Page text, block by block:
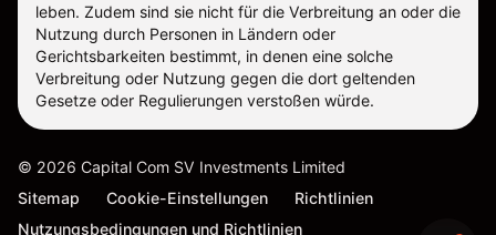
leben. Zudem sind sie nicht für die Verbreitung an oder die
Nutzung durch Personen in Ländern oder
Gerichtsbarkeiten bestimmt, in denen eine solche
Verbreitung oder Nutzung gegen die dort geltenden
Gesetze oder Regulierungen verstoßen würde.
© 2026 Capital Com SV Investments Limited
Sitemap
Cookie-Einstellungen
Richtlinien
Nutzungsbedingungen und Richtlinien